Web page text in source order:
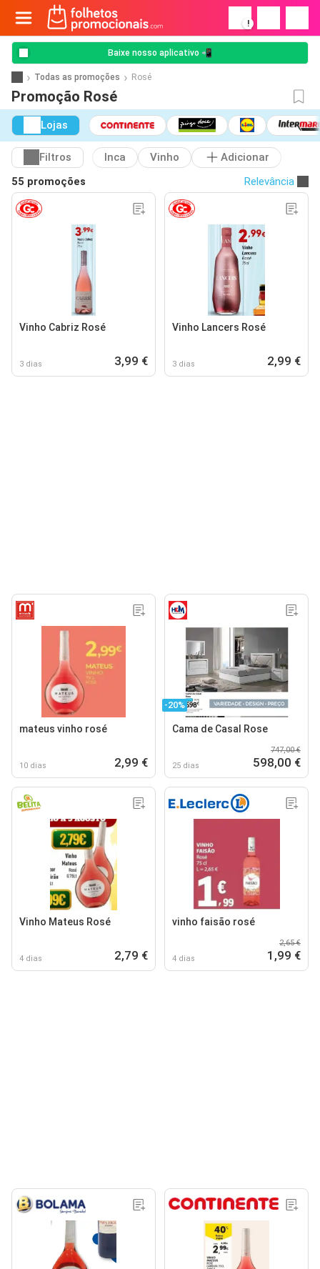
!
Baixe nosso aplicativo 📲
Todas as promoções Rosé
Promoção Rosé
Lojas
Filtros Inca Vinho
Adicionar
55 promoções
Relevância
Vinho Cabriz Rosé
3 dias 3,99 €
Vinho Lancers Rosé
3 dias 2,99 €
mateus vinho rosé
10 dias 2,99 €
-20%
Cama de Casal Rose
25 dias
747,00 €
598,00 €
Vinho Mateus Rosé
4 dias 2,79 €
vinho faisão rosé
4 dias
2,65 €
1,99 €